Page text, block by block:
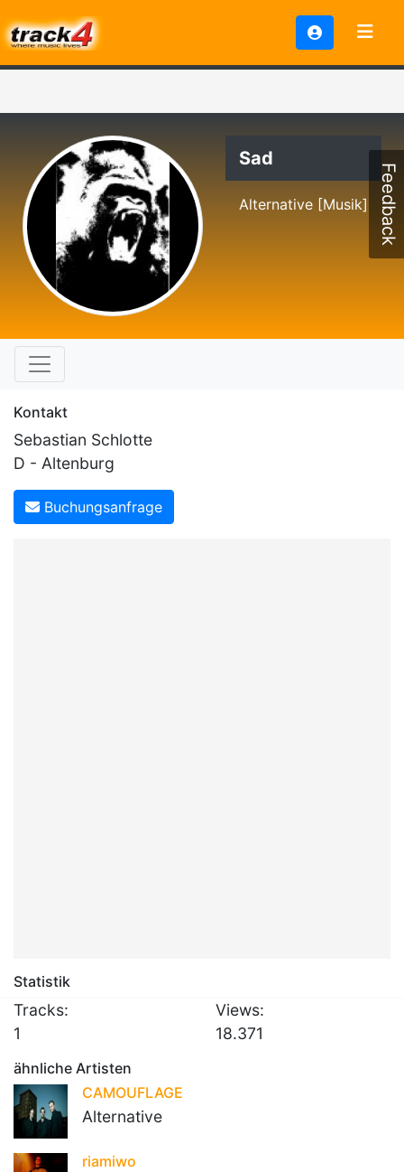
Sad
Alternative [Musik]
Kontakt
Sebastian Schlotte
D - Altenburg
Buchungsanfrage
Statistik
Tracks:
1
Views:
18.371
ähnliche Artisten
CAMOUFLAGE
Alternative
riamiwo
Feedback